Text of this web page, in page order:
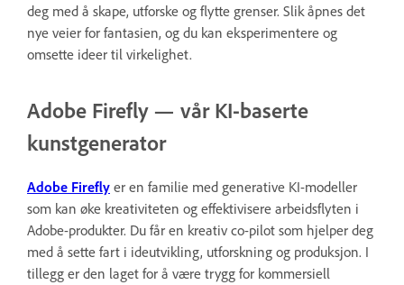
deg med å skape, utforske og flytte grenser. Slik åpnes det
nye veier for fantasien, og du kan eksperimentere og
omsette ideer til virkelighet.
Adobe Firefly — vår KI-baserte
kunstgenerator
Adobe Firefly er en familie med generative KI-modeller
som kan øke kreativiteten og effektivisere arbeidsflyten i
Adobe-produkter. Du får en kreativ co-pilot som hjelper deg
med å sette fart i ideutvikling, utforskning og produksjon. I
tillegg er den laget for å være trygg for kommersiell